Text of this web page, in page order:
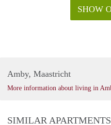
SHOW
Amby, Maastricht
More information about living in
SIMILAR APARTMENTS